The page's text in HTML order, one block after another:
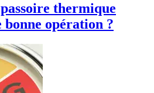
thermique
bonne opération ?